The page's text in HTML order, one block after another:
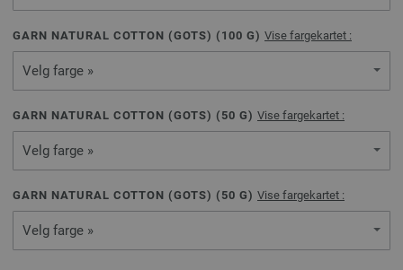
GARN NATURAL COTTON (GOTS) ( 100 G) Vise fargekartet :
Velg farge »
GARN NATURAL COTTON (GOTS) ( 50 G) Vise fargekartet :
Velg farge »
GARN NATURAL COTTON (GOTS) ( 50 G) Vise fargekartet :
Velg farge »